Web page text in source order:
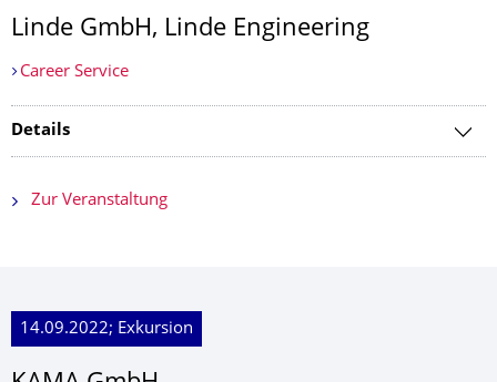
Linde GmbH, Linde Engineering
Career Service
Details
Zur Veranstaltung
14.09.2022; Exkursion